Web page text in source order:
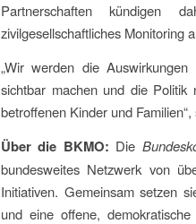
Partnerschaften kündigen
zivilgesellschaftliches Monitoring
„Wir werden die Auswirkungen
sichtbar machen und die Politik
betroffenen Kinder und
Über die BKMO: Die
bundesweites Netzwerk von
Initiativen. Gemeinsam setzen
und eine offene,